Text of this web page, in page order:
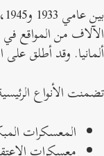
من المواقع في
وقد أطلق
الأنواع
المعسكرات